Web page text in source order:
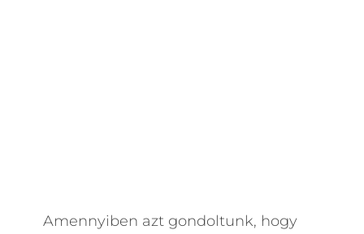
Amennyiben azt gondoltunk, hogy